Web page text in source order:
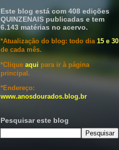
Este blog está com 408 edições
QUINZENAIS publicadas e tem
6.143 matérias no acervo.
*Atualização do blog: todo dia 15 e 30
de cada mês.
*Clique aqui para ir à página
principal.
*Endereço:
www.anosdourados.blog.br
Pesquisar este blog